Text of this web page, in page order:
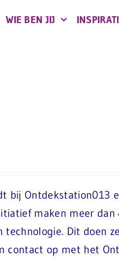
WIE BEN JIJ
bij Ontdekstation013
maken meer
Dit doen
contact op met het